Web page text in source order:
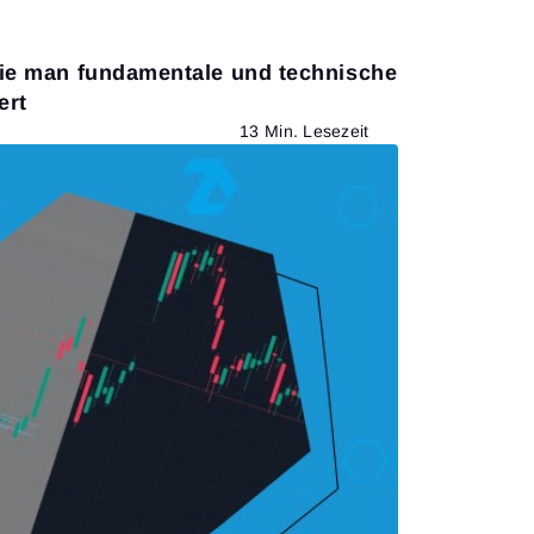
man fundamentale und technische
13 Min. Lesezeit